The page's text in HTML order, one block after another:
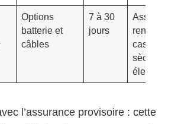
Options
batterie et
câbles
7 à 30
jours
Assistance
renforcée
cas de
sèche
électrique
l’assurance provisoire : cette